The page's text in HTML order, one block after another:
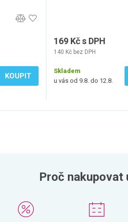
KOUPIT
169 Kč s DPH
140 Kč bez DPH
Skladem
u vás od 9.8. do 12.8.
Proč nakupovat